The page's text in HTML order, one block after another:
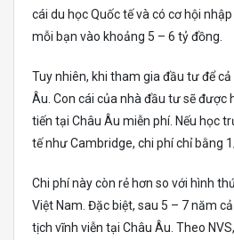
cái du học Quốc tế và có cơ hội
mỗi bạn vào khoảng 5 – 6 tỷ đồng.
Tuy nhiên, khi tham gia đầu tư để
Âu. Con cái của nhà đầu tư sẽ được
tiến tại Châu Âu miễn phí. Nếu học
tế như Cambridge, chi phí chỉ bằng
Chi phí này còn rẻ hơn so với hình
Việt Nam. Đặc biệt, sau 5 – 7 năm
tịch vĩnh viễn tại Châu Âu. Theo